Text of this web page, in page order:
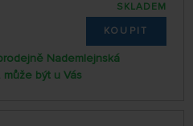
SKLADEM
KOUPIT
Nademlejnská
může být u Vás